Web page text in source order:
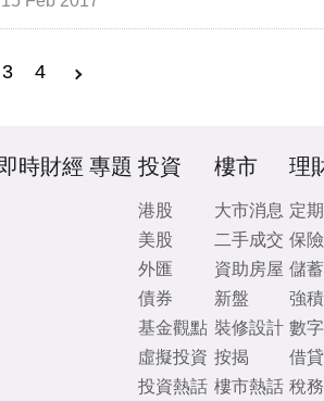
3 4
時財經 專題 投資
港股
美股
外匯
債券
基金觀點
虛擬投資
投資熱話
樓市
大市消息
二手成交
資助房屋
新盤
裝修設計
按揭
樓市熱話
理
定
保險
儲蓄
強
數
借貸
稅務